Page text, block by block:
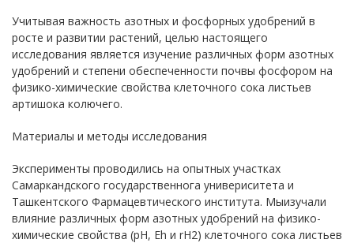
Учитывая важность азотных и фосфорных удобрений в
росте и развитии растений, целью настоящего
исследования является изучение различных форм азотных
удобрений и степени обеспеченности почвы фосфором на
физико-химические свойства клеточного сока листьев
артишока колючего.
Материалы и методы исследования
Эксперименты проводились на опытных участках
Самаркандского государственнога универиситета и
Ташкентского Фармацевтического института. Мыизучали
влияние различных форм азотных удобрений на физико-
химические свойства (pH, Eh и rH2) клеточного сока листьев